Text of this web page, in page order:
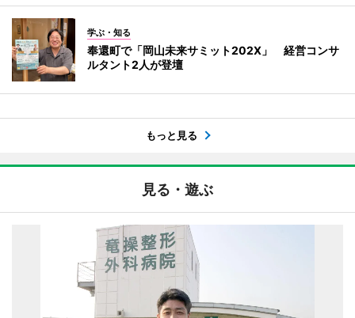
学ぶ・知る
奉還町で「岡山未来サミット202X」 経営コンサ
ルタント2人が登壇
もっと見る
見る・遊ぶ